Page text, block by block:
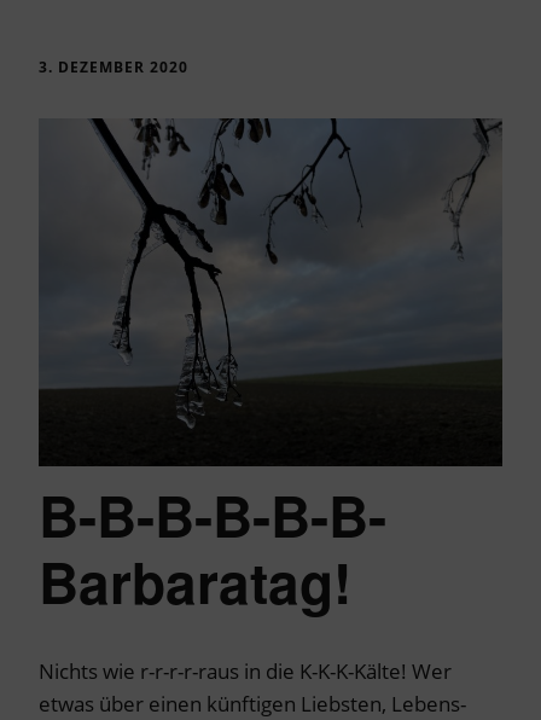
3. DEZEMBER 2020
B-B-B-B-B-B-
Barbaratag!
Nichts wie r-r-r-r-raus in die K-K-K-Kälte! Wer
etwas über einen künftigen Liebsten, Lebens-